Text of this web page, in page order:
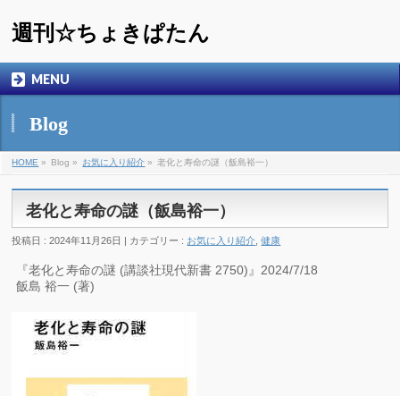
週刊☆ちょきぱたん
MENU
Blog
HOME » Blog » お気に入り紹介 » 老化と寿命の謎（飯島裕一）
老化と寿命の謎（飯島裕一）
投稿日 : 2024年11月26日 | カテゴリー : お気に入り紹介 ,健康
『老化と寿命の謎 (講談社現代新書 2750)』2024/7/18
飯島 裕一 (著)